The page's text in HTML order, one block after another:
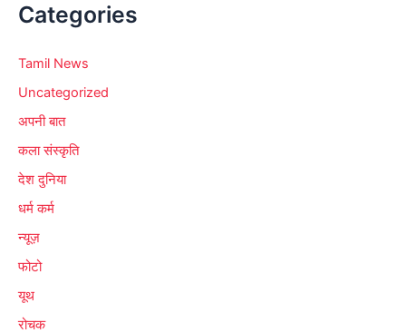
Categories
Tamil News
Uncategorized
अपनी बात
कला संस्कृति
देश दुनिया
धर्म कर्म
न्यूज़
फोटो
यूथ
रोचक